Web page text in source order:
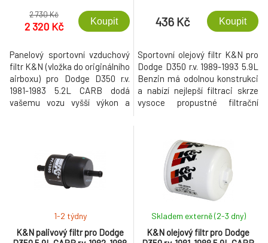
2 730 Kč
2 320 Kč Koupit
Panelový sportovní vzduchový
filtr K&N (vložka do originálního
airboxu) pro Dodge D350 r.v.
1981-1983 5.2L CARB dodá
vašemu vozu vyšší výkon a
životnosti.
436 Kč Koupit
Sportovní olejový filtr K&N pro
Dodge D350 r.v. 1989-1993 5.9L
Benzin má odolnou konstrukci
a nabízí nejlepší filtraci skrze
vysoce propustné filtrační
K&N palivový filtr pro Dodge
1-2 týdny
K&N olejový filtr pro Dodge
Skladem externě (2-3 dny)